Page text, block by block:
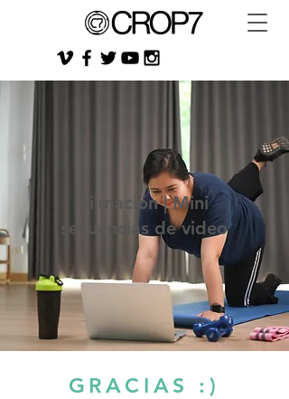
Filmación | Mini
secuencias de video
GRACIAS :)